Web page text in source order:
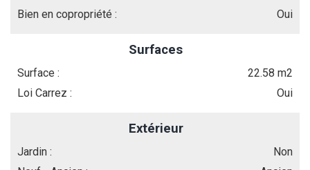
Bien en copropriété : Oui
Surfaces
Surface :
22.58 m2
Loi Carrez :
Oui
Extérieur
Jardin :
Non